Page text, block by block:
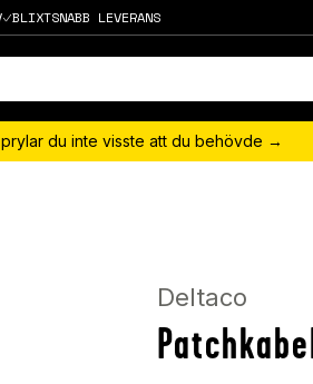
BLIXTSNABB LEVERANS
du inte visste att du behövde →
Deltaco